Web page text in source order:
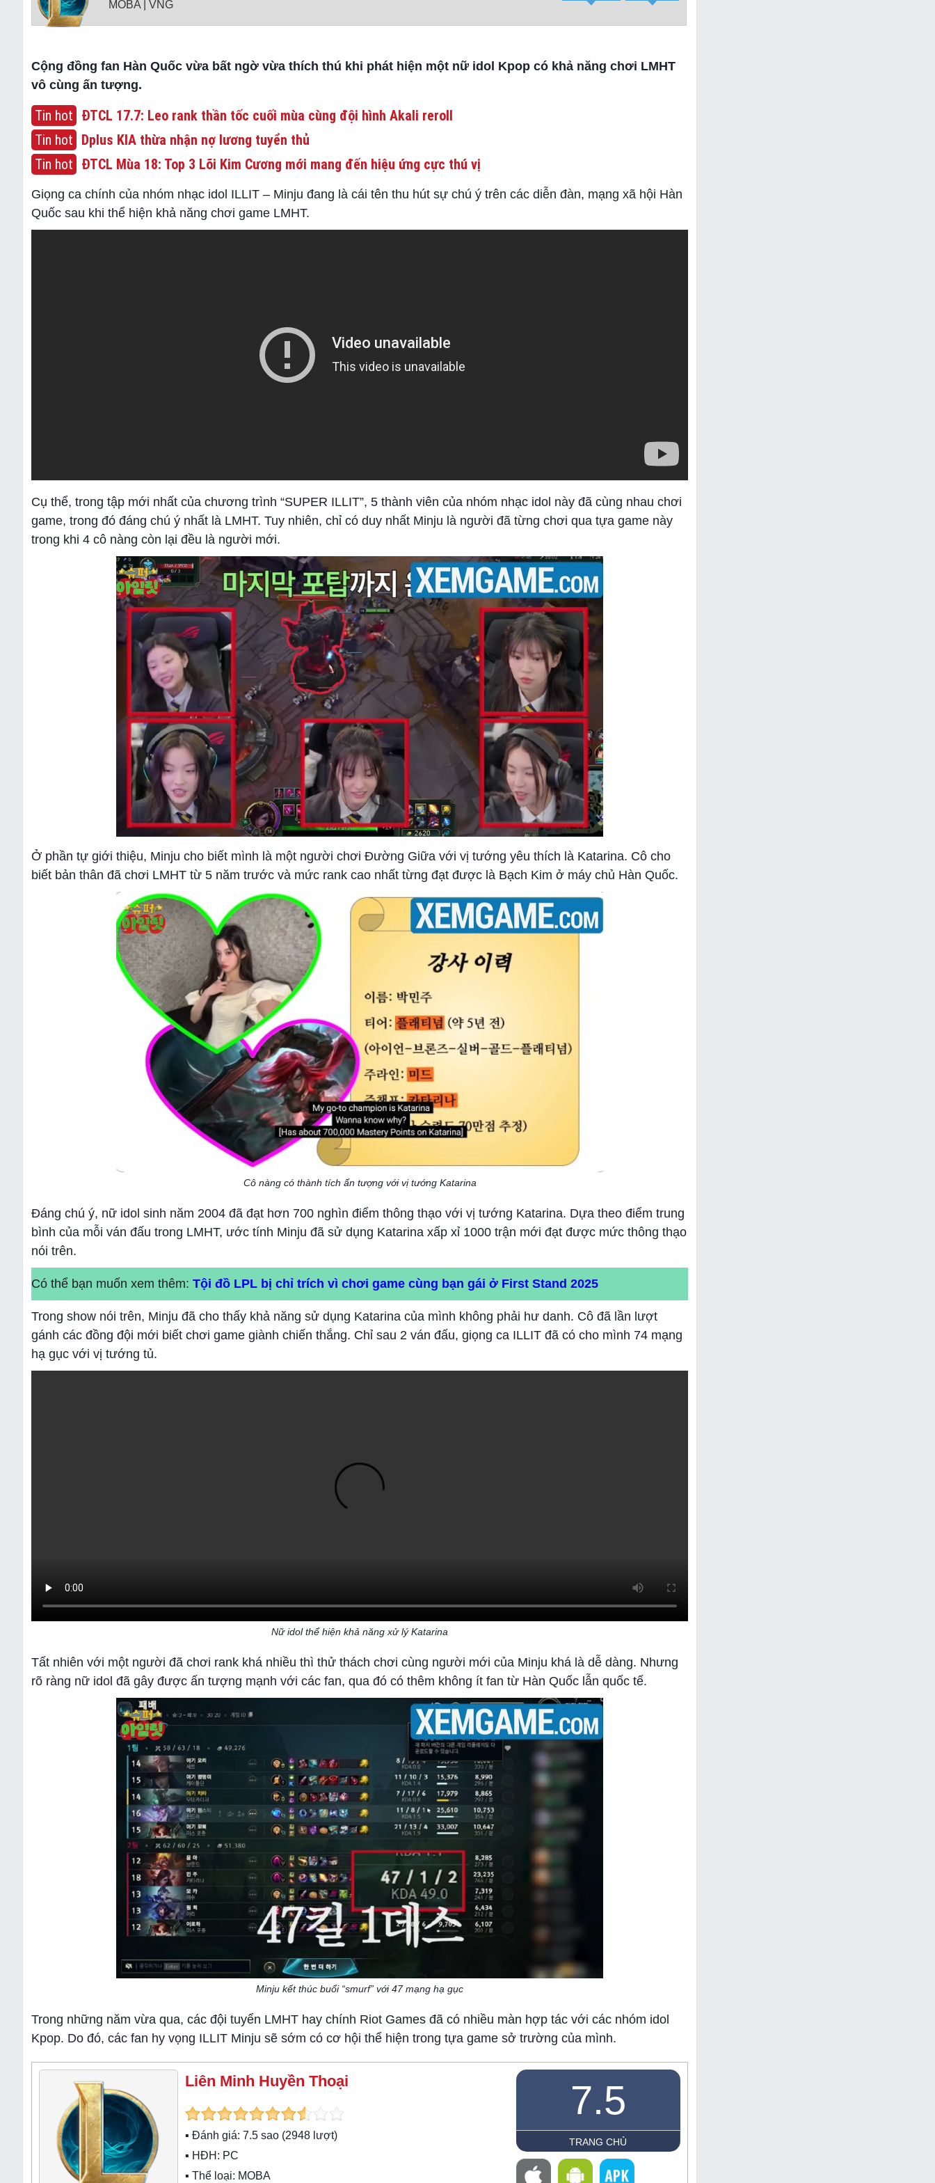
MOBA | VNG
Cộng đồng fan Hàn Quốc vừa bất ngờ vừa thích thú khi phát hiện một nữ idol Kpop có khả năng chơi LMHT
vô cùng ấn tượng.
Tin hot ĐTCL 17.7: Leo rank thần tốc cuối mùa cùng đội hình Akali reroll
Tin hot Dplus KIA thừa nhận nợ lương tuyển thủ
Tin hot ĐTCL Mùa 18: Top 3 Lõi Kim Cương mới mang đến hiệu ứng cực thú vị
Giọng ca chính của nhóm nhạc idol ILLIT – Minju đang là cái tên thu hút sự chú ý trên các diễn đàn, mạng xã hội Hàn
Quốc sau khi thể hiện khả năng chơi game LMHT.
Cụ thể, trong tập mới nhất của chương trình “SUPER ILLIT”, 5 thành viên của nhóm nhạc idol này đã cùng nhau chơi
game, trong đó đáng chú ý nhất là LMHT. Tuy nhiên, chỉ có duy nhất Minju là người đã từng chơi qua tựa game này
trong khi 4 cô nàng còn lại đều là người mới.
Ở phần tự giới thiệu, Minju cho biết mình là một người chơi Đường Giữa với vị tướng yêu thích là Katarina. Cô cho
biết bản thân đã chơi LMHT từ 5 năm trước và mức rank cao nhất từng đạt được là Bạch Kim ở máy chủ Hàn Quốc.
Cô nàng có thành tích ấn tượng với vị tướng Katarina
Đáng chú ý, nữ idol sinh năm 2004 đã đạt hơn 700 nghìn điểm thông thạo với vị tướng Katarina. Dựa theo điểm trung
bình của mỗi ván đấu trong LMHT, ước tính Minju đã sử dụng Katarina xấp xỉ 1000 trận mới đạt được mức thông thạo
nói trên.
Có thể bạn muốn xem thêm: Tội đồ LPL bị chỉ trích vì chơi game cùng bạn gái ở First Stand 2025
Trong show nói trên, Minju đã cho thấy khả năng sử dụng Katarina của mình không phải hư danh. Cô đã lần lượt
gánh các đồng đội mới biết chơi game giành chiến thắng. Chỉ sau 2 ván đấu, giọng ca ILLIT đã có cho mình 74 mạng
hạ gục với vị tướng tủ.
Nữ idol thể hiện khả năng xử lý Katarina
Tất nhiên với một người đã chơi rank khá nhiều thì thử thách chơi cùng người mới của Minju khá là dễ dàng. Nhưng
rõ ràng nữ idol đã gây được ấn tượng mạnh với các fan, qua đó có thêm không ít fan từ Hàn Quốc lẫn quốc tế.
Minju kết thúc buổi “smurf” với 47 mạng hạ gục
Trong những năm vừa qua, các đội tuyển LMHT hay chính Riot Games đã có nhiều màn hợp tác với các nhóm idol
Kpop. Do đó, các fan hy vọng ILLIT Minju sẽ sớm có cơ hội thể hiện trong tựa game sở trường của mình.
Liên Minh Huyền Thoại
▪ Đánh giá: 7.5 sao (2948 lượt)
▪ HĐH: PC
▪ Thể loại: MOBA
7.5
TRANG CHỦ